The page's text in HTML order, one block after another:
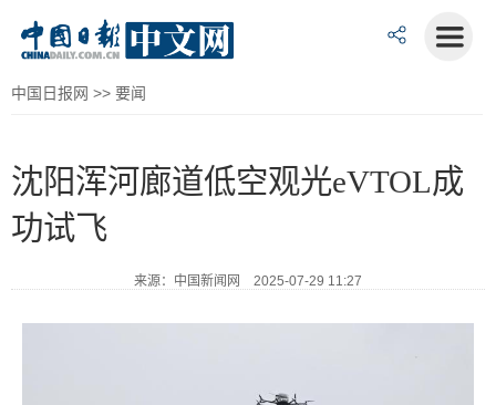
中国日报网 >> 要闻
沈阳浑河廊道低空观光eVTOL成
功试飞
来源：中国新闻网 2025-07-29 11:27